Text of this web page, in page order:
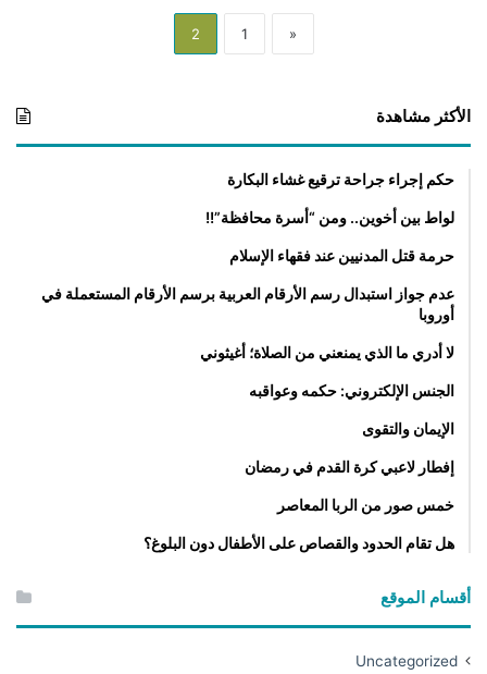
«
1
2
الأكثر مشاهدة
حكم إجراء جراحة ترقيع غشاء البكارة
لواط بين أخوين.. ومن “أسرة محافظة”!!
حرمة قتل المدنيين عند فقهاء الإسلام
عدم جواز استبدال رسم الأرقام العربية برسم الأرقام المستعملة في
أوروبا
لا أدري ما الذي يمنعني من الصلاة؛ أغيثوني
الجنس الإلكتروني: حكمه وعواقبه
الإيمان والتقوى
إفطار لاعبي كرة القدم في رمضان
خمس صور من الربا المعاصر
هل تقام الحدود والقصاص على الأطفال دون البلوغ؟
أقسام الموقع
Uncategorized